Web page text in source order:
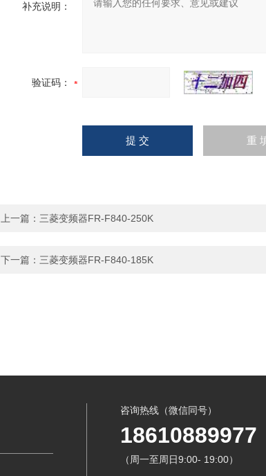
补充说明：
验证码：
上一篇： 三菱变频器FR-F840-250K
下一篇： 三菱变频器FR-F840-185K
咨询热线（微信同号）
18610889977
（周一至周日9:00- 19:00）